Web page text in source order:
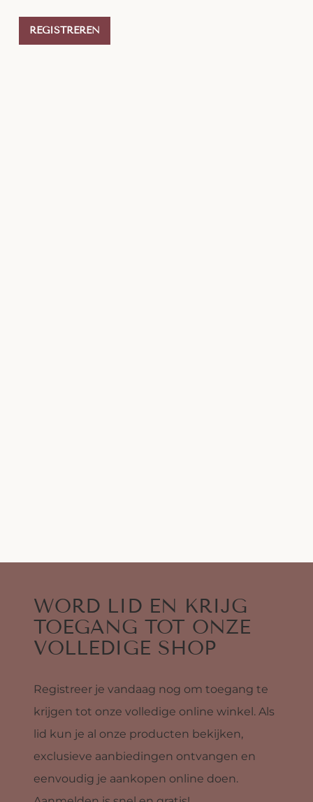
REGISTREREN
WORD LID EN KRIJG
TOEGANG TOT ONZE
VOLLEDIGE SHOP
Registreer je vandaag nog om toegang te
krijgen tot onze volledige online winkel. Als
lid kun je al onze producten bekijken,
exclusieve aanbiedingen ontvangen en
eenvoudig je aankopen online doen.